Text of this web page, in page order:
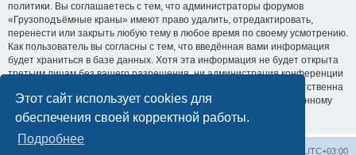
Этот сайт использует cookies для
обеспечения своей корректной работы.
Подробнее
политики. Вы соглашаетесь с тем, что администраторы форумов
«Грузоподъёмные краны» имеют право удалить, отредактировать,
перенести или закрыть любую тему в любое время по своему усмотрению.
Как пользователь вы согласны с тем, что введённая вами информация
будет храниться в базе данных. Хотя эта информация не будет открыта
третьим лицам без вашего разрешения, ни администрация конференции
«Грузоподъёмные краны», ни phpBB Limited не может быть ответственна
за действия хакеров, которые могут привести к несанкционированному
доступу к ней.
UTC+03:00